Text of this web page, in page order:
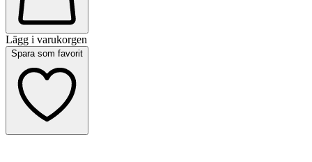
Lägg i varukorgen
Spara som favorit